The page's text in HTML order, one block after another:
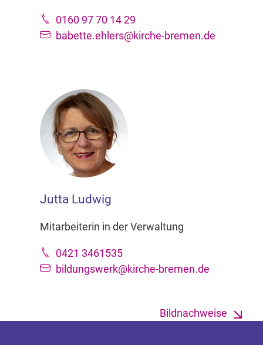
0160 97 70 14 29
babette.ehlers@kirche-bremen.de
Jutta Ludwig
Mitarbeiterin in der Verwaltung
0421 3461535
bildungswerk@kirche-bremen.de
Bildnachweise